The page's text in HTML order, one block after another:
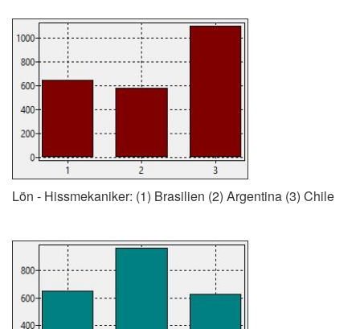
Lön - Hissmekaniker: (1) Brasilien (2) Argentina (3) Chile